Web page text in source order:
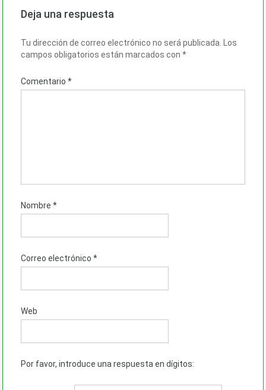
Deja una respuesta
Tu dirección de correo electrónico no será publicada. Los
campos obligatorios están marcados con *
Comentario *
Nombre *
Correo electrónico *
Web
Por favor, introduce una respuesta en dígitos: